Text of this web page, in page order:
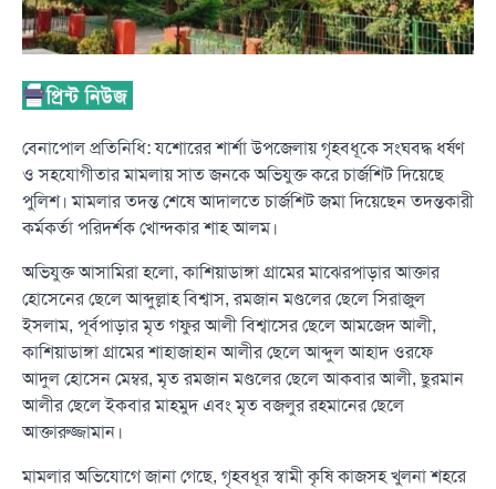
বেনাপোল প্রতিনিধি: যশোরের শার্শা উপজেলায় গৃহবধূকে সংঘবদ্ধ ধর্ষণ
ও সহযোগীতার মামলায় সাত জনকে অভিযুক্ত করে চার্জশিট দিয়েছে
পুলিশ। মামলার তদন্ত শেষে আদালতে চার্জশিট জমা দিয়েছেন তদন্তকারী
কর্মকর্তা পরিদর্শক খোন্দকার শাহ আলম।
অভিযুক্ত আসামিরা হলো, কাশিয়াডাঙ্গা গ্রামের মাঝেরপাড়ার আক্তার
হোসেনের ছেলে আব্দুল্লাহ বিশ্বাস, রমজান মণ্ডলের ছেলে সিরাজুল
ইসলাম, পূর্বপাড়ার মৃত গফুর আলী বিশ্বাসের ছেলে আমজেদ আলী,
কাশিয়াডাঙ্গা গ্রামের শাহাজাহান আলীর ছেলে আব্দুল আহাদ ওরফে
আদুল হোসেন মেম্বর, মৃত রমজান মণ্ডলের ছেলে আকবার আলী, ছুরমান
আলীর ছেলে ইকবার মাহমুদ এবং মৃত বজলুর রহমানের ছেলে
আক্তারুজ্জামান।
মামলার অভিযোগে জানা গেছে, গৃহবধূর স্বামী কৃষি কাজসহ খুলনা শহরে